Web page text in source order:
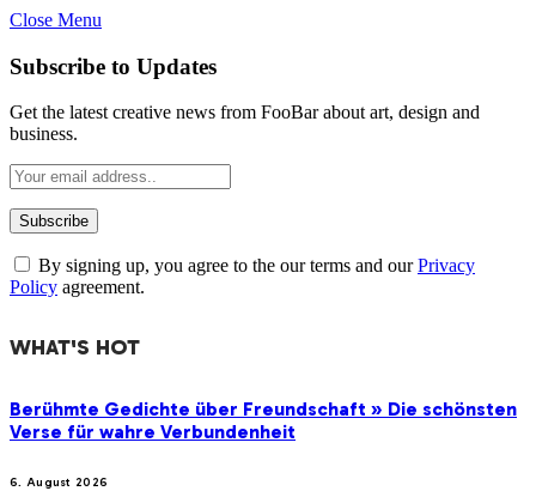
Close Menu
Subscribe to Updates
Get the latest creative news from FooBar about art, design and
business.
By signing up, you agree to the our terms and ourPrivacy
Policy agreement.
WHAT'S HOT
Berühmte Gedichte über Freundschaft » Die schönsten
Verse für wahre Verbundenheit
6. August 2026